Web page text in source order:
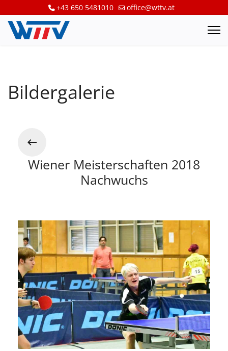
+43 650 5481010 office@wttv.at
Bildergalerie
Wiener Meisterschaften 2018
Nachwuchs